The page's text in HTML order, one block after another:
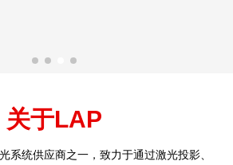
关于LAP
系统供应商之一，致力于通过激光投影、